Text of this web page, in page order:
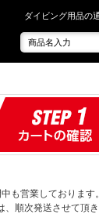
ダイビング用品の
も営業しております。
、順次発送させて頂き